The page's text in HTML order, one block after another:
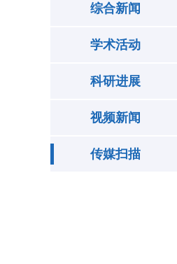
综合新闻
学术活动
科研进展
视频新闻
传媒扫描